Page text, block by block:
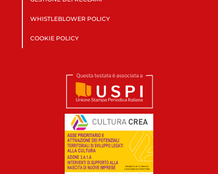
WHISTLEBLOWER POLICY
COOKIE POLICY